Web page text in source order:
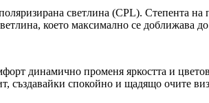
светлина (CPL). Степента
което максимално се доближава до
динамично променя яркостта и
създавайки спокойно и щадящо очите